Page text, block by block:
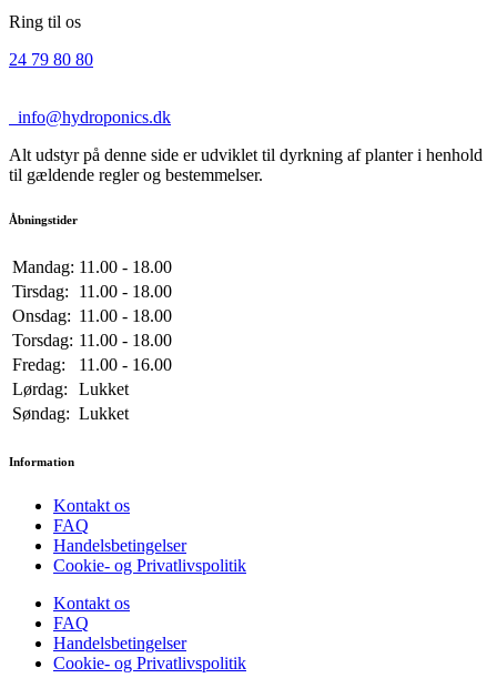
Ring til os
24 79 80 80
info@hydroponics.dk
Alt udstyr på denne side er udviklet til dyrkning af planter i henhold
til gældende regler og bestemmelser.
Åbningstider
Mandag: 11.00 - 18.00
Tirsdag:
11.00 - 18.00
Onsdag: 11.00 - 18.00
Torsdag: 11.00 - 18.00
Fredag:
11.00 - 16.00
Lørdag:
Lukket
Søndag: Lukket
Information
Kontakt os
FAQ
Handelsbetingelser
Cookie- og Privatlivspolitik
Kontakt os
FAQ
Handelsbetingelser
Cookie- og Privatlivspolitik